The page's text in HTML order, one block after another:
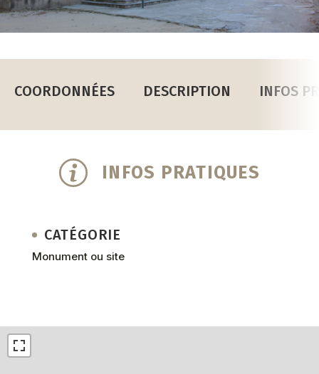
COORDONNÉES DESCRIPTION INFOS
INFOS PRATIQUES
CATÉGORIE
Monument ou site